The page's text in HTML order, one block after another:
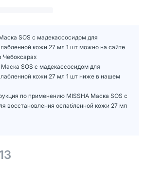
SOS с мадекассосидом для
кожи 27 мл 1 шт можно на сайте
Чебоксарах
SOS с мадекассосидом для
кожи 27 мл 1 шт ниже в нашем
по применению MISSHA Маска SOS с
восстановления ослабленной кожи 27 мл
13